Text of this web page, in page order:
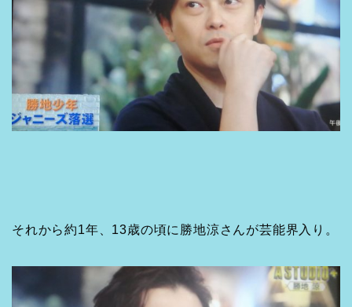
それから約1年、13歳の頃に勝地涼さんが芸能界入り。